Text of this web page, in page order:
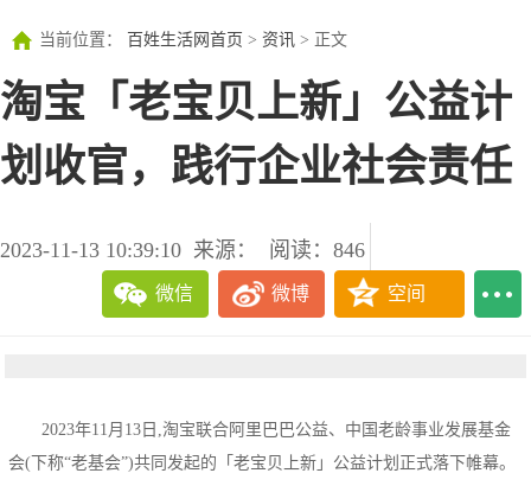
当前位置： 百姓生活网首页 > 资讯 > 正文
淘宝「老宝贝上新」公益计
划收官，践行企业社会责任
2023-11-13 10:39:10 来源： 阅读：846
微信 微博 空间
2023年11月13日,淘宝联合阿里巴巴公益、中国老龄事业发展基金
会(下称“老基会”)共同发起的「老宝贝上新」公益计划正式落下帷幕。